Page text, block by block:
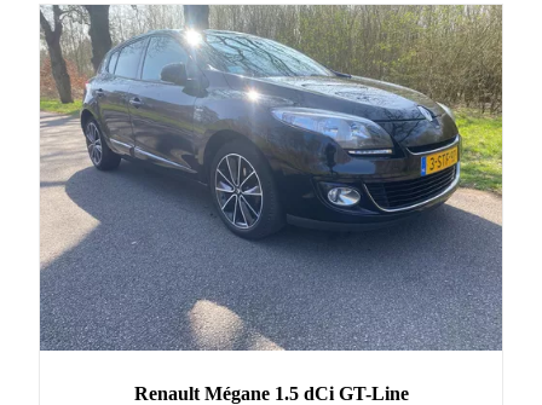
Renault Mégane 1.5 dCi GT-Line